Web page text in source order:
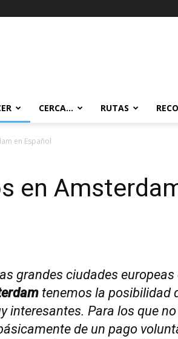
CERCA… RUTAS
en Español
en
grandes ciudades
tenemos la posibilidad
interesantes. Para los que
de un pago